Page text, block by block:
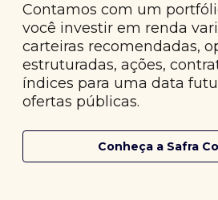
Contamos com um
você investir em renda
carteiras recomendadas,
estruturadas, ações,
índices para uma data
ofertas públicas.
Conheça a Safra